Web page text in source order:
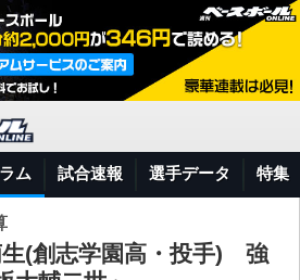
ム 試合速報 選手データ 特集
生(創志学園高・投手) 強